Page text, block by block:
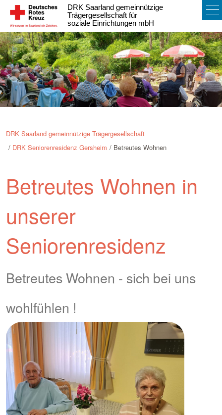
DRK Saarland gemeinnützige
Trägergesellschaft für
soziale Einrichtungen mbH
DRK Saarland gemeinnützige Trägergesellschaft
DRK Seniorenresidenz Gersheim
Betreutes Wohnen
Betreutes Wohnen in
unserer
Seniorenresidenz
Betreutes Wohnen - sich bei uns
wohlfühlen !